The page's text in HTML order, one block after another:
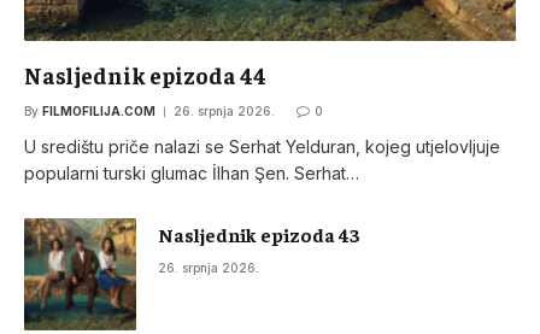
Nasljednik epizoda 44
By FILMOFILIJA.COM 26. srpnja 2026. 0
U središtu priče nalazi se Serhat Yelduran, kojeg utjelovljuje
popularni turski glumac İlhan Şen. Serhat…
Nasljednik epizoda 43
26. srpnja 2026.